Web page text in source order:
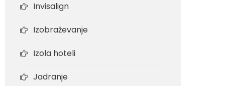
Invisalign
Izobraževanje
Izola hoteli
Jadranje